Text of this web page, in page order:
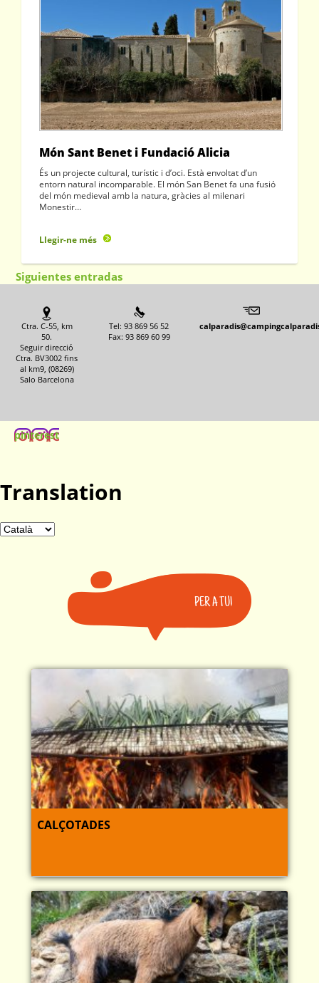
Món Sant Benet i Fundació Alicia
És un projecte cultural, turístic i d’oci. Està envoltat d’un
entorn natural incomparable. El món San Benet fa una fusió
del món medieval amb la natura, gràcies al milenari
Monestir…
Llegir-ne més
Siguientes entradas
Ctra. C-55, km
50.
Seguir direcció
Ctra. BV3002 fins
al km9, (08269)
Salo Barcelona
Tel: 93 869 56 52
Fax: 93 869 60 99
pinterest
Translation
PER A TU!
CALÇOTADES